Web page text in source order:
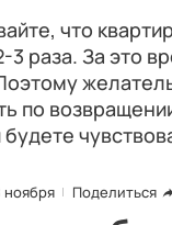
что
3 раза. За это
по
будете
ноября Поделиться